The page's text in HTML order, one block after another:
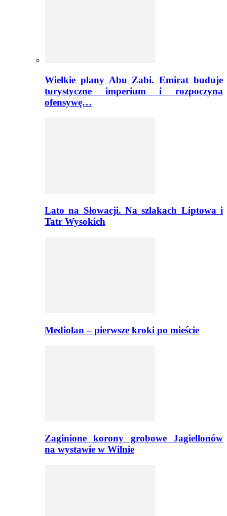
Wielkie plany Abu Zabi. Emirat buduje
turystyczne imperium i rozpoczyna
ofensywę…
Lato na Słowacji. Na szlakach Liptowa i
Tatr Wysokich
Mediolan – pierwsze kroki po mieście
Zaginione korony grobowe Jagiellonów
na wystawie w Wilnie